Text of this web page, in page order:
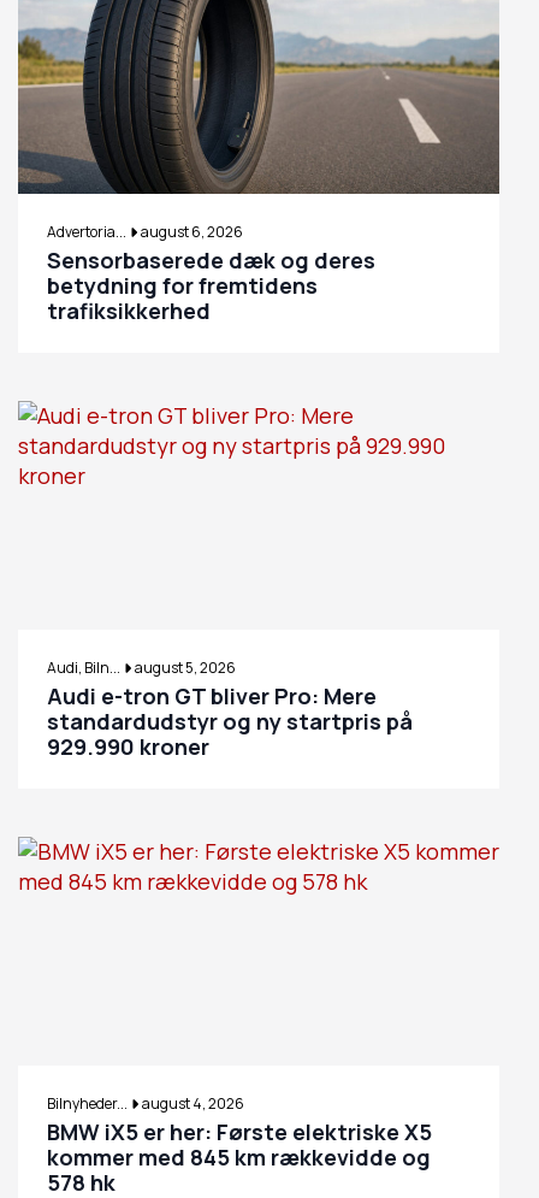
Advertoria... august 6, 2026
Sensorbaserede dæk og deres
betydning for fremtidens
trafiksikkerhed
Audi, Biln... august 5, 2026
Audi e-tron GT bliver Pro: Mere
standardudstyr og ny startpris på
929.990 kroner
Bilnyheder... august 4, 2026
BMW iX5 er her: Første elektriske X5
kommer med 845 km rækkevidde og
578 hk